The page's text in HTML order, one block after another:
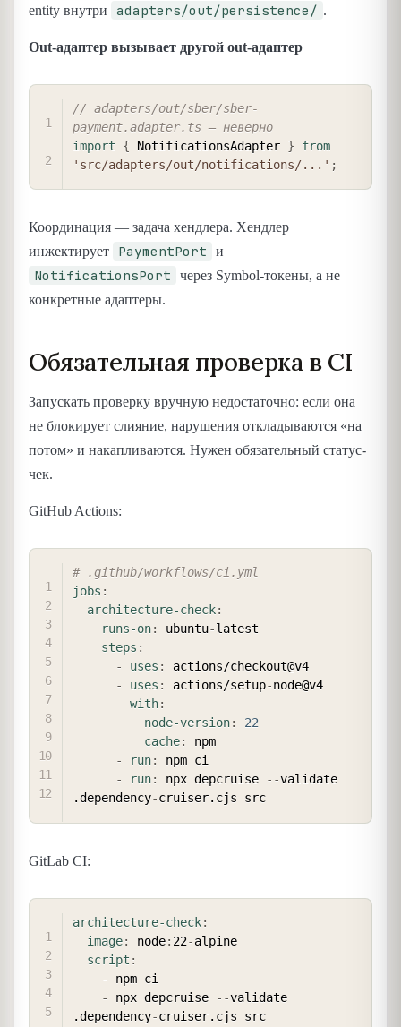
entity внутри
adapters/out/persistence/ .
Out-адаптер вызывает другой out-адаптер
// adapters/out/sber/sber-
payment.adapter.ts — неверно
import
{ NotificationsAdapter }
from
'src/adapters/out/notifications/...' ;
Координация — задача хендлера. Хендлер
инжектирует
PaymentPort и
NotificationsPort
через Symbol-токены, а не
конкретные адаптеры.
Обязательная проверка в CI
Запускать проверку вручную недостаточно: если она
не блокирует слияние, нарушения откладываются «на
потом» и накапливаются. Нужен обязательный статус-
чек.
GitHub Actions:
# .github/workflows/ci.yml
jobs :
architecture-check:
runs-on: ubuntu-latest
steps :
-
uses :
actions/checkout@v4
-
uses : actions/setup-node@v4
with:
node-version:
22
cache:
npm
-
run:
npm ci
-
run: npx depcruise - -validate
.dependency-
GitLab CI:
architecture-check:
image: node: 22-alpine
script :
-
npm ci
-
npx depcruise - -validate
.dependency-cruiser.cjs src